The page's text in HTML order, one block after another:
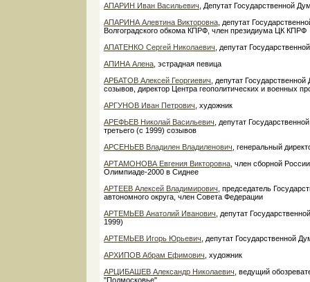
АПАРИН Иван Васильевич , Депутат Государственной
АПАРИНА Алевтина Викторовна , депутат
Волгоградского обкома КПРФ, член президиума ЦК КПРФ
АПАТЕНКО Сергей Николаевич , депутат
АПИНА Алена , эстрадная певица
АРБАТОВ Алексей Георгиевич , депутат
созывов, директор Центра геополитических и военных
АРГУНОВ Иван Петрович , художник
АРЕФЬЕВ Николай Васильевич , депутат
третьего (с 1999) созывов
АРСЕНЬЕВ Владилен Владиленович , генеральный
АРТАМОНОВА Евгения Викторовна , член сборной
Олимпиаде-2000 в Сиднее
АРТЕЕВ Алексей Владимирович , председатель
автономного округа, член Совета Федерации
АРТЕМЬЕВ Анатолий Иванович , депутат
1999)
АРТЕМЬЕВ Игорь Юрьевич , депутат Государственной
АРХИПОВ Абрам Ефимович , художник
АРЦИБАШЕВ Александр Николаевич , ведущий
"Подмосковье"